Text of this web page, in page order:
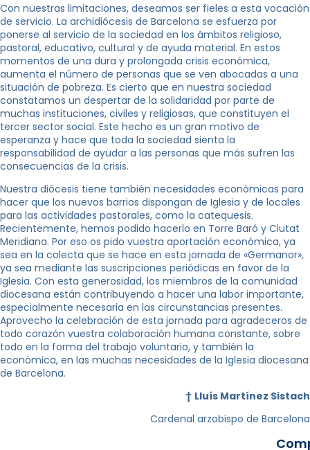
Con nuestras limitaciones, deseamos ser fieles a esta vocación
de servicio. La archidiócesis de Barcelona se esfuerza por
ponerse al servicio de la sociedad en los ámbitos religioso,
pastoral, educativo, cultural y de ayuda material. En estos
momentos de una dura y prolongada crisis económica,
aumenta el número de personas que se ven abocadas a una
situación de pobreza. Es cierto que en nuestra sociedad
constatamos un despertar de la solidaridad por parte de
muchas instituciones, civiles y religiosas, que constituyen el
tercer sector social. Este hecho es un gran motivo de
esperanza y hace que toda la sociedad sienta la
responsabilidad de ayudar a las personas que más sufren las
consecuencias de la crisis.
Nuestra diócesis tiene también necesidades económicas para
hacer que los nuevos barrios dispongan de Iglesia y de locales
para las actividades pastorales, como la catequesis.
Recientemente, hemos podido hacerlo en Torre Baró y Ciutat
Meridiana. Por eso os pido vuestra aportación económica, ya
sea en la colecta que se hace en esta jornada de «Germanor»,
ya sea mediante las suscripciones periódicas en favor de la
Iglesia. Con esta generosidad, los miembros de la comunidad
diocesana están contribuyendo a hacer una labor importante,
especialmente necesaria en las circunstancias presentes.
Aprovecho la celebración de esta jornada para agradeceros de
todo corazón vuestra colaboración humana constante, sobre
todo en la forma del trabajo voluntario, y también la
económica, en las muchas necesidades de la Iglesia diocesana
de Barcelona.
† Lluís Martínez Sistach
Cardenal arzobispo de Barcelona